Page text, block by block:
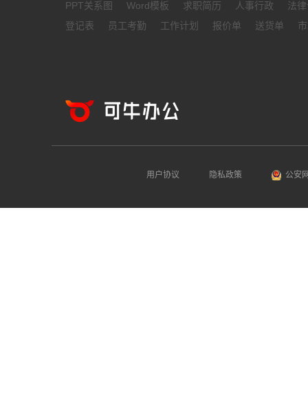
PPT关系图
Word模板 求职简历 人事行政
法
登记表
员工考勤 工作计划 报价单 送货单
用户协议 隐私政策 公安